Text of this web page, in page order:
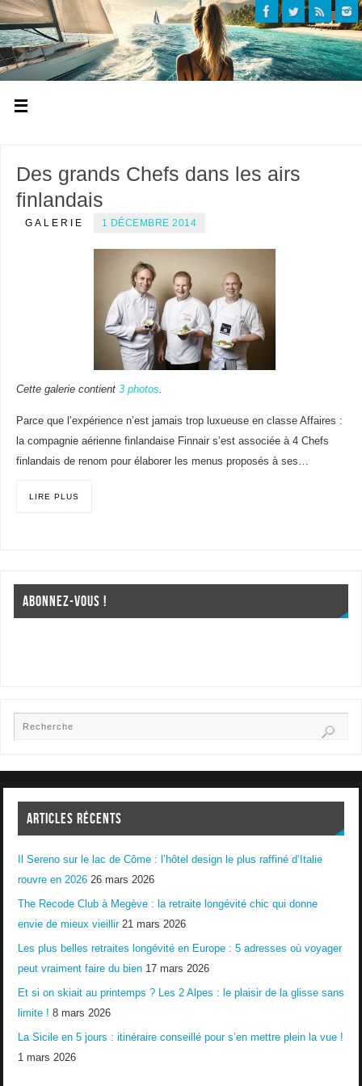
Des grands Chefs dans les airs
finlandais
GALERIE 1 DÉCEMBRE 2014
Cette galerie contient 3 photos.
Parce que l’expérience n’est jamais trop luxueuse en classe Affaires :
la compagnie aérienne finlandaise Finnair s’est associée à 4 Chefs
finlandais de renom pour élaborer les menus proposés à ses…
LIRE PLUS
ABONNEZ-VOUS !
ARTICLES RÉCENTS
Il Sereno sur le lac de Côme : l’hôtel design le plus raffiné d’Italie
rouvre en 2026 26 mars 2026
The Recode Club à Megève : la retraite longévité chic qui donne
envie de mieux vieillir 21 mars 2026
Les plus belles retraites longévité en Europe : 5 adresses où voyager
peut vraiment faire du bien 17 mars 2026
Et si on skiait au printemps ? Les 2 Alpes : le plaisir de la glisse sans
limite ! 8 mars 2026
La Sicile en 5 jours : itinéraire conseillé pour s’en mettre plein la vue !
1 mars 2026